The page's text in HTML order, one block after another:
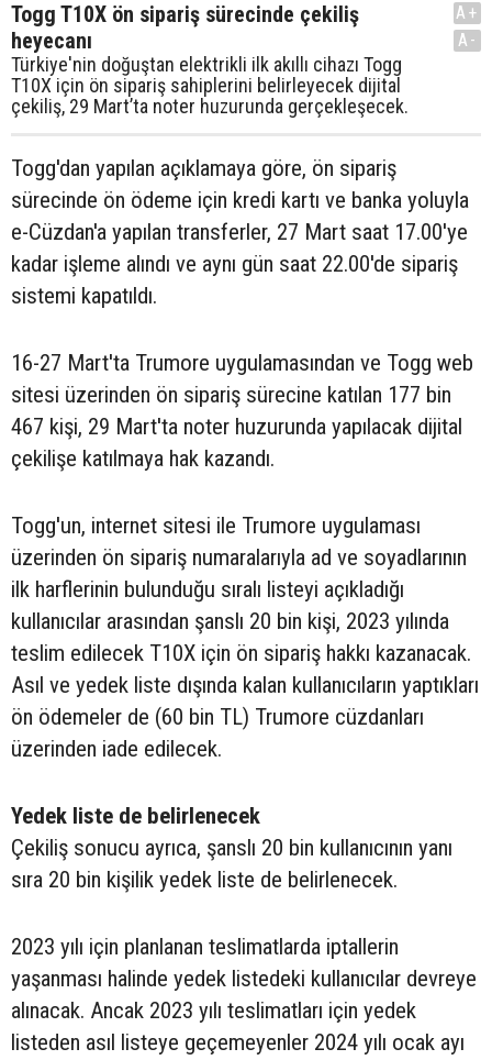
Togg T10X ön sipariş sürecinde çekiliş
heyecanı
Türkiye'nin doğuştan elektrikli ilk akıllı cihazı Togg
T10X için ön sipariş sahiplerini belirleyecek dijital
çekiliş, 29 Mart’ta noter huzurunda gerçekleşecek.
A+
A-
Togg'dan yapılan açıklamaya göre, ön sipariş
sürecinde ön ödeme için kredi kartı ve banka yoluyla
e-Cüzdan'a yapılan transferler, 27 Mart saat 17.00'ye
kadar işleme alındı ve aynı gün saat 22.00'de sipariş
sistemi kapatıldı.
16-27 Mart'ta Trumore uygulamasından ve Togg web
sitesi üzerinden ön sipariş sürecine katılan 177 bin
467 kişi, 29 Mart'ta noter huzurunda yapılacak dijital
çekilişe katılmaya hak kazandı.
Togg'un, internet sitesi ile Trumore uygulaması
üzerinden ön sipariş numaralarıyla ad ve soyadlarının
ilk harflerinin bulunduğu sıralı listeyi açıkladığı
kullanıcılar arasından şanslı 20 bin kişi, 2023 yılında
teslim edilecek T10X için ön sipariş hakkı kazanacak.
Asıl ve yedek liste dışında kalan kullanıcıların yaptıkları
ön ödemeler de (60 bin TL) Trumore cüzdanları
üzerinden iade edilecek.
Yedek liste de belirlenecek
Çekiliş sonucu ayrıca, şanslı 20 bin kullanıcının yanı
sıra 20 bin kişilik yedek liste de belirlenecek.
2023 yılı için planlanan teslimatlarda iptallerin
yaşanması halinde yedek listedeki kullanıcılar devreye
alınacak. Ancak 2023 yılı teslimatları için yedek
listeden asıl listeye geçemeyenler 2024 yılı ocak ayı